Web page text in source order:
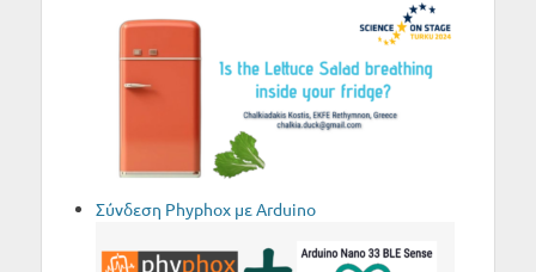
Σύνδεση Phyphox με Arduino